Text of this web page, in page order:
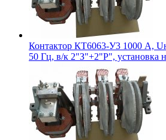
Контактор КТ6063-У3 1000 А,
50 Гц, в/к 2"З"+2"Р", установка